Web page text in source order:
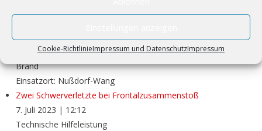
Cookie-RichtlinieImpressum und DatenschutzImpressum
Mähdrescher bei Brand völlig zerstört
8. Juli 2023|16:35
Brand
Einsatzort: Nußdorf-Wang
Zwei Schwerverletzte bei Frontalzusammenstoß
7. Juli 2023 | 12:12
Technische Hilfeleistung